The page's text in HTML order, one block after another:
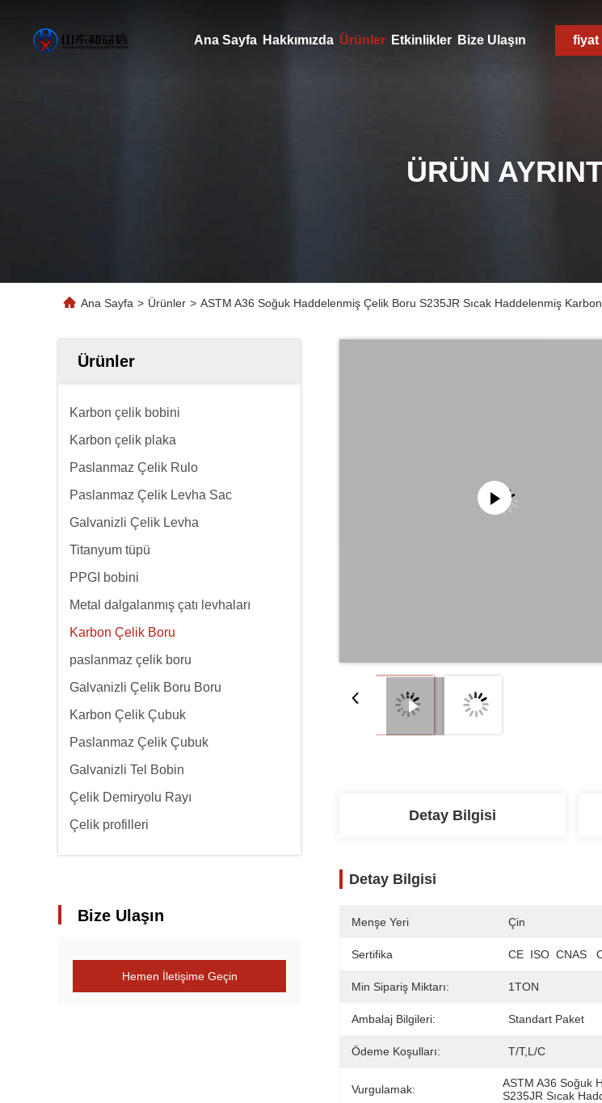
Ana Sayfa Hakkımızda Ürünler Etkinlikler Bize Ulaşın fiyat
ÜRÜN
Ana Sayfa > Ürünler > ASTM A36 Soğuk Haddelenmiş Çelik Boru S235JR Sıcak Haddelenmiş
Ürünler
Karbon çelik bobini
Karbon çelik plaka
Paslanmaz Çelik Rulo
Paslanmaz Çelik Levha Sac
Galvanizli Çelik Levha
Titanyum tüpü
PPGI bobini
Metal dalgalanmış çatı levhaları
Karbon Çelik Boru
paslanmaz çelik boru
Galvanizli Çelik Boru Boru
Karbon Çelik Çubuk
Paslanmaz Çelik Çubuk
Galvanizli Tel Bobin
Çelik Demiryolu Rayı
Çelik profilleri
Bize Ulaşın
Hemen İletişime Geçin
Detay Bilgisi
Detay Bilgisi
Menşe Yeri Çin
Sertifika CE  ISO  CNAS
Min Sipariş Miktarı: 1TON
Ambalaj Bilgileri: Standart Paket
Ödeme Koşulları: T/T,L/C
Vurgulamak: ASTM A36 Soğuk
S235JR Sıcak